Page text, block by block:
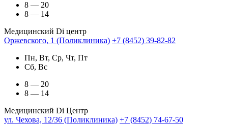
8 — 20
8 — 14
Медицинский Di центр
Оржевского, 1 (Поликлиника) +7 (8452) 39-82-82
Пн, Вт, Ср, Чт, Пт
Сб, Вс
8 — 20
8 — 14
Медицинский Di Центр
ул. Чехова, 12/36 (Поликлиника) +7 (8452) 74-67-50